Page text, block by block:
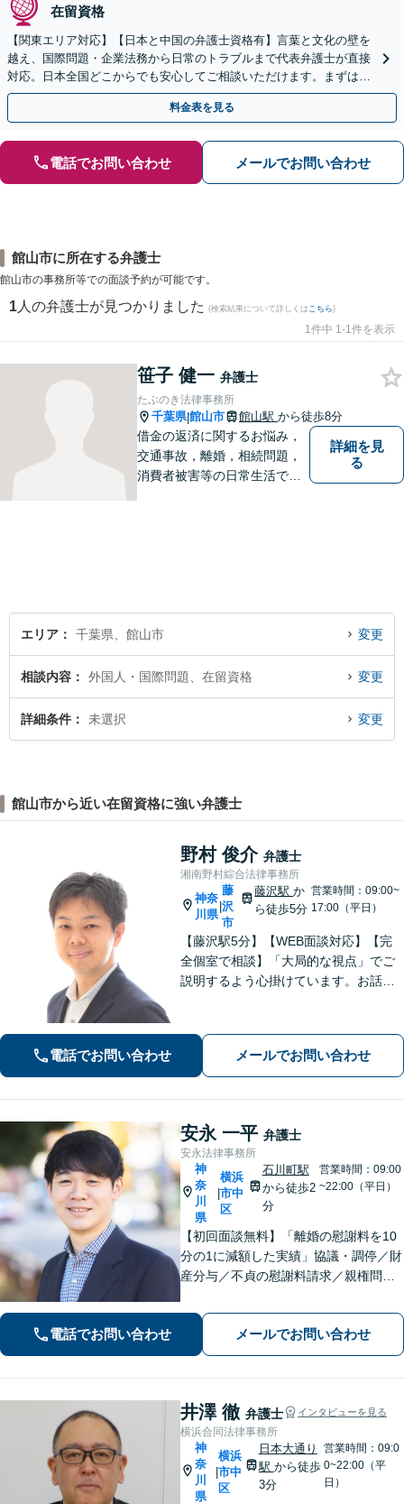
在留資格
【関東エリア対応】【日本と中国の弁護士資格有】言葉と文化の壁を
越え、国際問題・企業法務から日常のトラブルまで代表弁護士が直接
対応。日本全国どこからでも安心してご相談いただけます。まずは一
歩を踏み出してみませんか。【初回相談無料】
料金表を見る
電話でお問い合わせ メールでお問い合わせ
館山市に所在する弁護士
館山市の事務所等での面談予約が可能です。
1 人の弁護士が見つかりました (検索結果について詳しくは こちら)
1件中 1-1件を表示
笹子 健一 弁護士
たぶのき法律事務所
千葉県|館山市 館山駅 から徒歩8分
借金の返済に関するお悩み，
交通事故，離婚，相続問題，
消費者被害等の日常生活で生
詳細を見
る
エリア 千葉県、館山市 変更
相談内容 外国人・国際問題、在留資格 変更
詳細条件 未選択 変更
館山市から近い在留資格に強い弁護士
野村 俊介 弁護士
湘南野村綜合法律事務所
神奈
川県
|
藤
沢
市
藤沢駅か
ら徒歩5分
営業時間：09:00~
17:00（平日）
【藤沢駅5分】【WEB面談対応】【完
全個室で相談】「大局的な視点」でご
説明するよう心掛けています。お話を
般社団法人の代表者を経験した弁護
士」「AIを活用した効率的な契約書レ
ビュー」
電話でお問い合わせ メールでお問い合わせ
安永 一平 弁護士
安永法律事務所
神
奈
川
県
横浜
市中
区
石川町駅
から徒歩2
分
営業時間：09:00
~22:00（平日）
【初回面談無料】「離婚の慰謝料を10
分の1に減額した実績」協議・調停／財
産分与／不貞の慰謝料請求／親権問題
ーの顧問経験豊富」土地・建物の明渡
しや賃料回収など幅広くサポート【夜
間・休日面談可】【電話相談対応】
電話でお問い合わせ メールでお問い合わせ
井澤 徹 弁護士 インタビューを見る
横浜合同法律事務所
神
奈
川
県
横浜
市中
区
日本大通り
駅 から徒歩
3分
営業時間：09:0
0~22:00（平
日）